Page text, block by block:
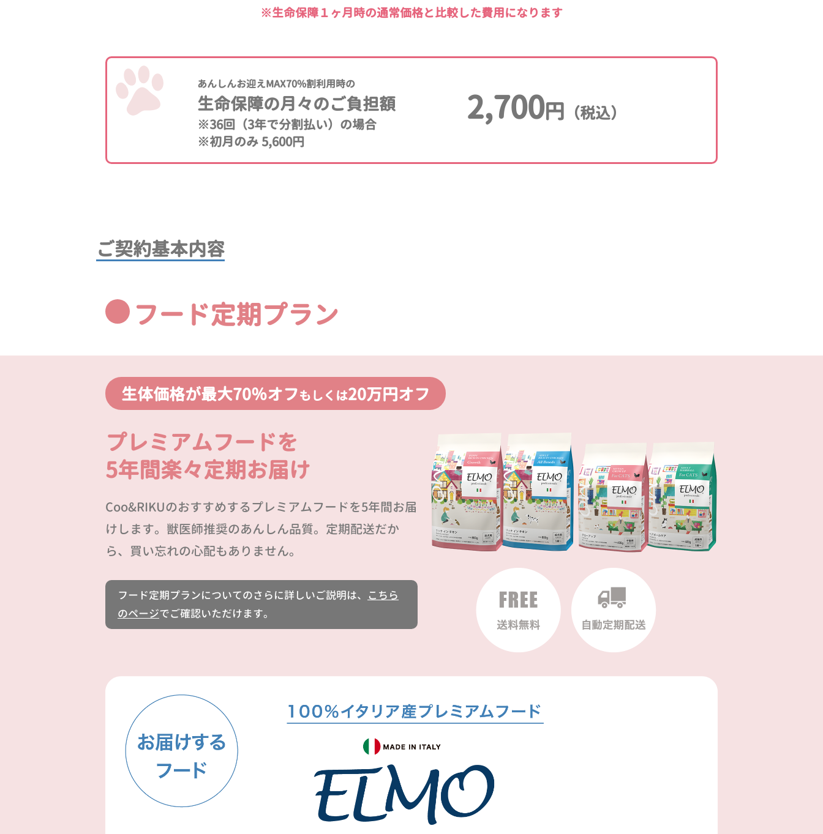
※生命保障１ヶ月時の通常価格と比較した費用になります
あんしんお迎えMAX70%割利用時の
生命保障の月々のご負担額
※36回（3年で分割払い）の場合
※初月のみ 5,600円
2,700円 （税込）
ご契約基本内容
フード定期プラン
生体価格が最大70％オフもしくは20万円オフ
プレミアムフードを
5年間楽々定期お届け
Coo&RIKUのおすすめするプレミアムフードを5年間お届
けします。獣医師推奨のあんしん品質。定期配送だか
ら、買い忘れの心配もありません。
フード定期プランについてのさらに詳しいご説明は、
こちら
のページでご確認いただけます。